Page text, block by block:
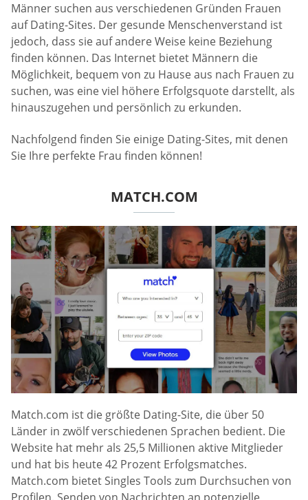
Männer suchen aus verschiedenen Gründen Frauen
auf Dating-Sites. Der gesunde Menschenverstand ist
jedoch, dass sie auf andere Weise keine Beziehung
finden können. Das Internet bietet Männern die
Möglichkeit, bequem von zu Hause aus nach Frauen zu
suchen, was eine viel höhere Erfolgsquote darstellt, als
hinauszugehen und persönlich zu erkunden.
Nachfolgend finden Sie einige Dating-Sites, mit denen
Sie Ihre perfekte Frau finden können!
MATCH.COM
Match.com ist die größte Dating-Site, die über 50
Länder in zwölf verschiedenen Sprachen bedient. Die
Website hat mehr als 25,5 Millionen aktive Mitglieder
und hat bis heute 42 Prozent Erfolgsmatches.
Match.com bietet Singles Tools zum Durchsuchen von